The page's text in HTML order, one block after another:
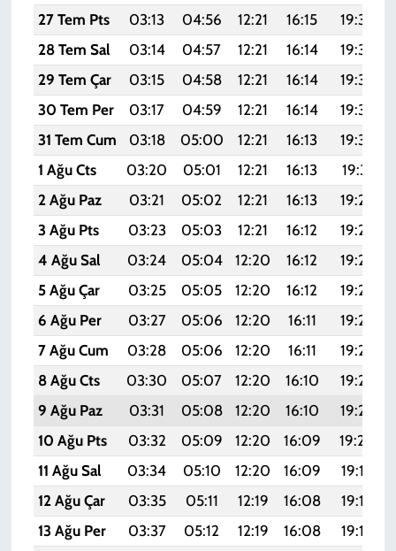
27 Tem Pts
03:13 04:56 12:21 16:15
19:35
28 Tem Sal
03:14 04:57 12:21 16:14 19:34
29 Tem Çar
03:15 04:58 12:21 16:14 19:34
30 Tem Per
03:17 04:59 12:21 16:14 19:33
31 Tem Cum
03:18 05:00 12:21 16:13 19:32
1 Ağu Cts
03:20 05:01 12:21 16:13 19:31
2 Ağu Paz
03:21 05:02 12:21 16:13 19:29
3 Ağu Pts
03:23 05:03 12:21 16:12 19:28
4 Ağu Sal
03:24 05:04 12:20 16:12 19:27
5 Ağu Çar
03:25 05:05 12:20 16:12 19:26
6 Ağu Per
03:27 05:06 12:20 16:11 19:25
7 Ağu Cum
03:28 05:06 12:20 16:11 19:24
8 Ağu Cts
03:30 05:07 12:20 16:10 19:23
9 Ağu Paz
03:31 05:08 12:20 16:10 19:22
10 Ağu Pts
03:32 05:09 12:20 16:09 19:20
11 Ağu Sal
03:34 05:10 12:20 16:09 19:19
12 Ağu Çar
03:35 05:11 12:19 16:08 19:18
13 Ağu Per
03:37 05:12 12:19 16:08 19:16